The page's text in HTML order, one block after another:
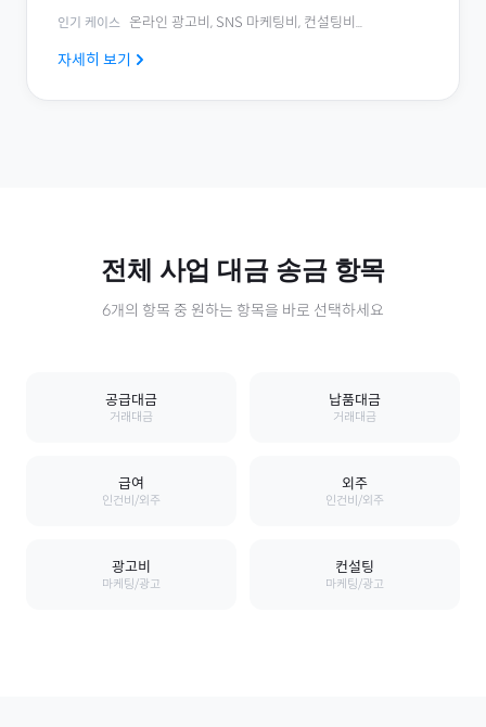
인기 케이스 온라인 광고비, SNS 마케팅비, 컨설팅비 ...
자세히 보기
전체 사업 대금송금 항목
6개의 항목 중 원하는 항목을 바로 선택하세요
공급대금
거래대금
납품대금
거래대금
급여
인건비/외주
외주
인건비/외주
광고비
마케팅/광고
컨설팅
마케팅/광고